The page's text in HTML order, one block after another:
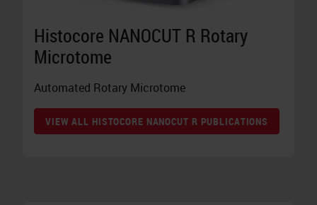
Histocore NANOCUT R Rotary
Microtome
Automated Rotary Microtome
VIEW ALL HISTOCORE NANOCUT R PUBLICATIONS